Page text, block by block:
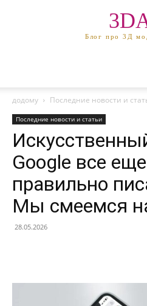
Блог про 3Д
додому Последние новости и
Последние новости и статьи
Google все
правильно
Мы смеемся
28.05.2026